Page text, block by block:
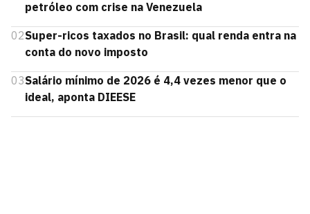
petróleo com crise na Venezuela
02Super-ricos taxados no Brasil: qual renda entra na
conta do novo imposto
03Salário mínimo de 2026 é 4,4 vezes menor que o
ideal, aponta DIEESE